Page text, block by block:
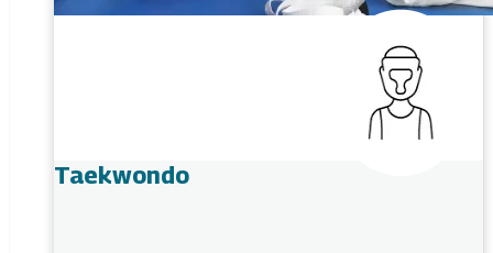
Taekwondo